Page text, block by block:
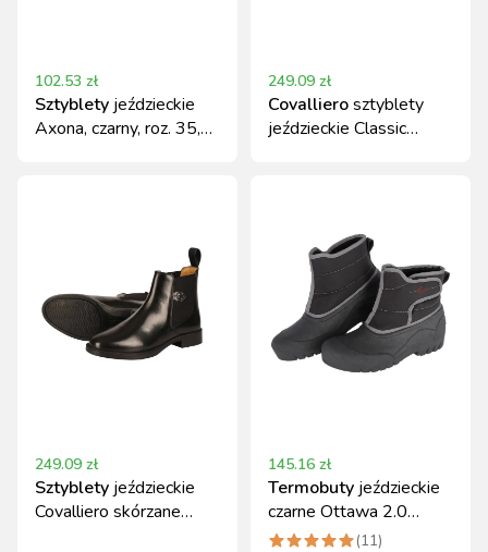
102.53 zł
Sztyblety jeździeckie
Axona, czarny, roz. 35,
249.09 zł
Covallierosztyblety
jeździeckie Classic
249.09 zł
Sztyblety jeździeckie
Covalliero skórzane
145.16 zł
Termobuty jeździeckie
czarne Ottawa 2.0
Covalliero, roz. 36
(11)